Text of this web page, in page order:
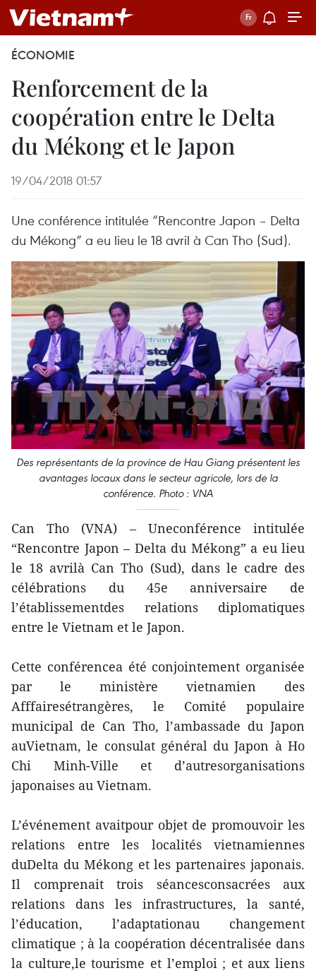
ÉCONOMIE
Renforcement de la
coopération entre le Delta
du Mékong et le Japon
19/04/2018 01:57
Une conférence intitulée “Rencontre Japon – Delta
du Mékong” a eu lieu le 18 avril à Can Tho (Sud).
Des représentants de la province de Hau Giang présentent les
avantages locaux dans le secteur agricole, lors de la
conférence. Photo : VNA
Can Tho (VNA) – Uneconférence intitulée
“Rencontre Japon – Delta du Mékong” a eu lieu
le 18 avrilà Can Tho (Sud), dans le cadre des
célébrations du 45e anniversaire de
l’établissementdes relations diplomatiques
entre le Vietnam et le Japon.
Cette conférencea été conjointement organisée
par le ministère vietnamien des
Afffairesétrangères, le Comité populaire
municipal de Can Tho, l’ambassade du Japon
auVietnam, le consulat général du Japon à Ho
Chi Minh-Ville et d’autresorganisations
japonaises au Vietnam.
L’événement avaitpour objet de promouvoir les
relations entre les localités vietnamiennes
duDelta du Mékong et les partenaires japonais.
Il comprenait trois séancesconsacrées aux
relations dans les infrastructures, la santé,
l’éducation, l’adaptationau changement
climatique ; à la coopération décentralisée dans
la culture,le tourisme et l’emploi ; et aux liens